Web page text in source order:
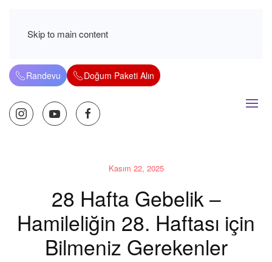
Skip to main content
Randevu Doğum Paketi Alın
Kasım 22, 2025
28 Hafta Gebelik –
Hamileliğin 28. Haftası için
Bilmeniz Gerekenler